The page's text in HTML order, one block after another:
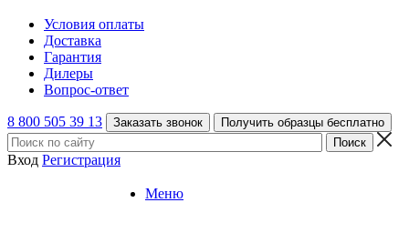
Условия оплаты
Доставка
Гарантия
Дилеры
Вопрос-ответ
8 800 505 39 13 Заказать звонок Получить образцы бесплатно
Вход Регистрация
Меню